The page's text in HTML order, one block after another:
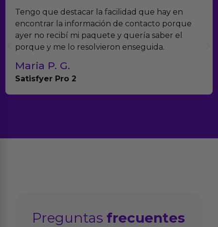
Tengo que destacar la facilidad que hay en
encontrar la información de contacto porque
ayer no recibí mi paquete y quería saber el
porque y me lo resolvieron enseguida.
Maria P. G.
Satisfyer Pro 2
Preguntasfrecuentes